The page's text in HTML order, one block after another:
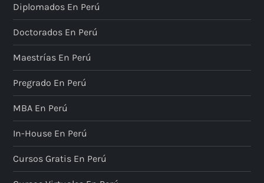
c
i
ó
n
d
e
Diplomados En Perú
Doctorados En Perú
Maestrías En Perú
Pregrado En Perú
MBA En Perú
In-House En Perú
Cursos Gratis En Perú